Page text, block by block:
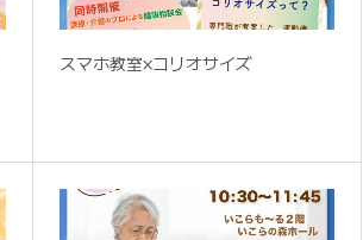
スマホ教室×コリオサイズ